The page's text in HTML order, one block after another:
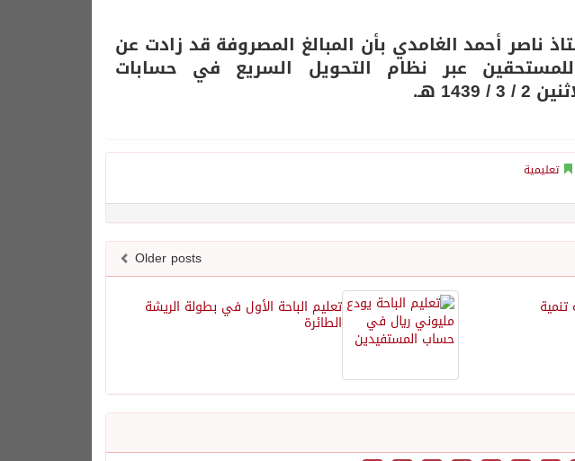
ناصر أحمد الغامدي بأن المبالغ المصروفة قد زادت عن
عبر نظام التحويل السريع في حسابات
هـ.
تعليمية
Older posts
تعليم الباحة الأول في بطولة الريشة
الطائرة